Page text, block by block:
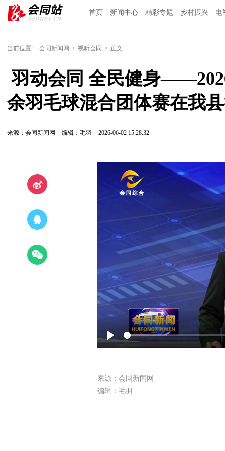
首页 新闻中心 精彩专题 乡村振兴 电
当前位置: 会同新闻网 > 视听会同 > 正文
羽动会同 全民健身——2026年怀化市“千千客杯”业
余羽毛球混合团体赛在我
来源：会同新闻网 编辑：毛羽 2026-06-02 15:28:32
Play
来源：会同新闻网
编辑：毛羽